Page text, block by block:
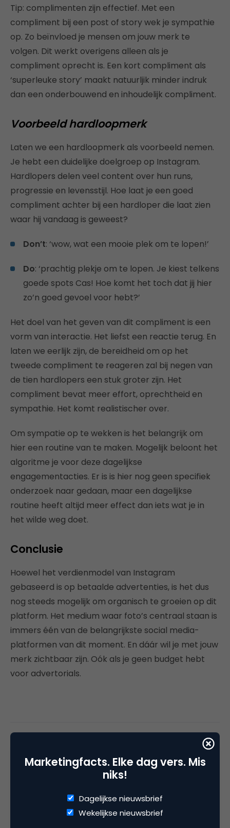
Tip: complimenten zijn effectief. Met een
compliment bij een post of story wek je sympathie
op. Zo beïnvloed je mensen om jouw merk te
volgen. Dit werkt overigens alleen als je
compliment oprecht is. Een kort compliment als
‘superleuke story’ maakt natuurljik minder indruk
dan een onderbouwend en inhoudelijk compliment.
Voorbeeld hardloopmerk
Laten we een hardloopmerk als voorbeeld nemen.
Je hebt een duidelijke doelgroep op Instagram.
Hardlopers delen veel content over hun runs,
progressie en levensstijl. Hoe laat je een goed
compliment achter bij een hardloper die laat zien
waar hij vandaag is geweest?
Don’t: ‘wow, wat een mooie plek om te lopen!’
Do: ‘prachtig plekje om te lopen. Je kiest telkens
goede spots Cas! Hoe komt het toch dat jij hier
zo’n goed gevoel voor hebt?’
Het doel van het geven van dit compliment is een
vorm van interactie. Het liefst een reactie terug. En
laten we eerlijk zijn, de bereidheid om op het
tweede compliment te reageren zal bij negen van
de tien hardlopers een stuk groter zijn. Het
compliment bevat meer effort, oprechtheid en
sympathie. Het komt realistischer over.
Om sympatie op te wekken is het belangrijk om
hier een routine van te maken. Mogelijk beloont het
algoritme je voor deze dagelijkse
engagementacties. Er is is hier nog geen specifiek
onderzoek naar gedaan, maar een dagelijkse
routine heeft altijd meer effect dan iets wat je in
het wilde weg doet.
Conclusie
Hoewel het verdienmodel van Instagram
gebaseerd is op betaalde advertenties, is het dus
nog steeds mogelijk om organisch te groeien op dit
platform. Het medium waar foto’s centraal staan is
immers één van de belangrijkste social media-
platformen van dit moment. En dáár wil je met jouw
merk zichtbaar zijn. Oók als je geen budget hebt
voor advertorials.
Deel dit artikel
Kopieer link
Oktay Ertana
Social media ontzorger 💛 bij
Marketingfacts. Elke dag vers. Mis
niks!
Dagelijkse nieuwsbrief
Wekelijkse nieuwsbrief